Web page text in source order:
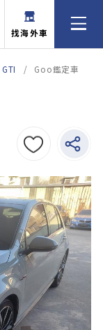
找海外車
GTI Goo鑑定車